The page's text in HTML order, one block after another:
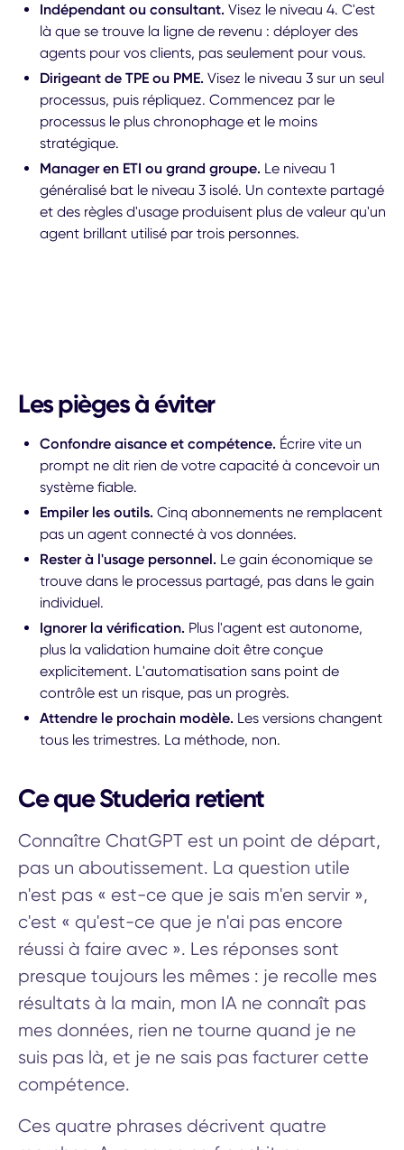
Indépendant ou consultant. Visez le niveau 4. C'est
là que se trouve la ligne de revenu : déployer des
agents pour vos clients, pas seulement pour vous.
Dirigeant de TPE ou PME. Visez le niveau 3 sur un seul
processus, puis répliquez. Commencez par le
processus le plus chronophage et le moins
stratégique.
Manager en ETI ou grand groupe. Le niveau 1
généralisé bat le niveau 3 isolé. Un contexte partagé
et des règles d'usage produisent plus de valeur qu'un
agent brillant utilisé par trois personnes.
Les pièges à éviter
Confondre aisance et compétence. Écrire vite un
prompt ne dit rien de votre capacité à concevoir un
système fiable.
Empiler les outils. Cinq abonnements ne remplacent
pas un agent connecté à vos données.
Rester à l'usage personnel. Le gain économique se
trouve dans le processus partagé, pas dans le gain
individuel.
Ignorer la vérification. Plus l'agent est autonome,
plus la validation humaine doit être conçue
explicitement. L'automatisation sans point de
contrôle est un risque, pas un progrès.
Attendre le prochain modèle. Les versions changent
tous les trimestres. La méthode, non.
Ce que Studeria retient
Connaître ChatGPT est un point de départ,
pas un aboutissement. La question utile
n'est pas « est-ce que je sais m'en servir »,
c'est « qu'est-ce que je n'ai pas encore
réussi à faire avec ». Les réponses sont
presque toujours les mêmes : je recolle mes
résultats à la main, mon IA ne connaît pas
mes données, rien ne tourne quand je ne
suis pas là, et je ne sais pas facturer cette
compétence.
Ces quatre phrases décrivent quatre